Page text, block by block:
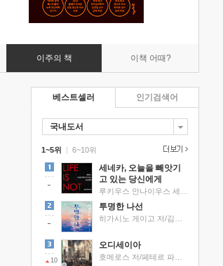
이주의 책 이책 어때?
베스트셀러
국내도서
1~5위 |
세네카, 오늘을 빼앗기
고 있는 당신에게
투명한 나선
10
오디세이아
6~10위
인기검색어